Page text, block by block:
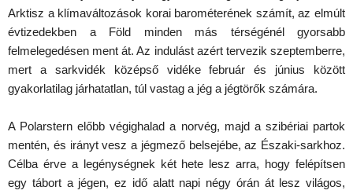
Arktisz a klímaváltozások korai barométerének számít, az elmúlt
évtizedekben a Föld minden más térségénél gyorsabb
felmelegedésen ment át. Az indulást azért tervezik szeptemberre,
mert a sarkvidék középső vidéke február és június között
gyakorlatilag járhatatlan, túl vastag a jég a jégtörők számára.
A Polarstern előbb végighalad a norvég, majd a szibériai partok
mentén, és irányt vesz a jégmező belsejébe, az Északi-sarkhoz.
Célba érve a legénységnek két hete lesz arra, hogy felépítsen
egy tábort a jégen, ez idő alatt napi négy órán át lesz világos,